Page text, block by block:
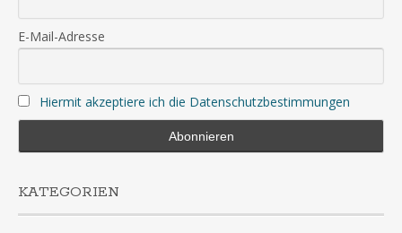
E-Mail-Adresse
Hiermit akzeptiere ich die Datenschutzbestimmungen
KATEGORIEN